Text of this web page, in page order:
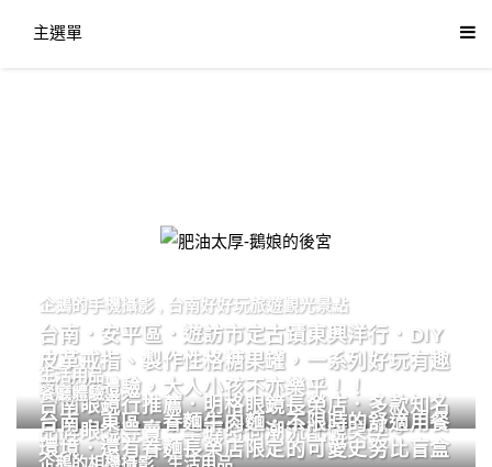
主選單
肥油太厚-鵝娘的後宮
企鵝的手機攝影 台南好好玩旅遊觀光景點
台南．安平區．遊訪市定古蹟東興洋行．DIY
皮革戒指、製作性格糖果罐，一系列好玩有趣
的手作體驗，大人小孩不亦樂乎！！
生活用品
台南眼鏡行推薦．明格眼鏡長榮店．多款知名
品牌眼鏡專賣．掌握時尚潮流配鏡美學。
餐廳體驗
台南．東區．眷麵牛肉麵．不限時的舒適用餐
環境．還有眷麵長榮店限定的可愛史努比盲盒
企鵝的相機攝影,生活用品